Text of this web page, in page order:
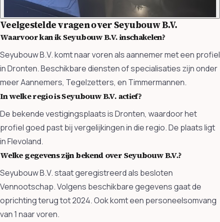
Veelgestelde vragen over Seyubouw B.V.
Waarvoor kan ik Seyubouw B.V. inschakelen?
Seyubouw B.V. komt naar voren als aannemer met een profiel
in Dronten. Beschikbare diensten of specialisaties zijn onder
meer Aannemers, Tegelzetters, en Timmermannen.
In welke regio is Seyubouw B.V. actief?
De bekende vestigingsplaats is Dronten, waardoor het
profiel goed past bij vergelijkingen in die regio. De plaats ligt
in Flevoland.
Welke gegevens zijn bekend over Seyubouw B.V.?
Seyubouw B.V. staat geregistreerd als besloten
Vennootschap. Volgens beschikbare gegevens gaat de
oprichting terug tot 2024. Ook komt een personeelsomvang
van 1 naar voren.